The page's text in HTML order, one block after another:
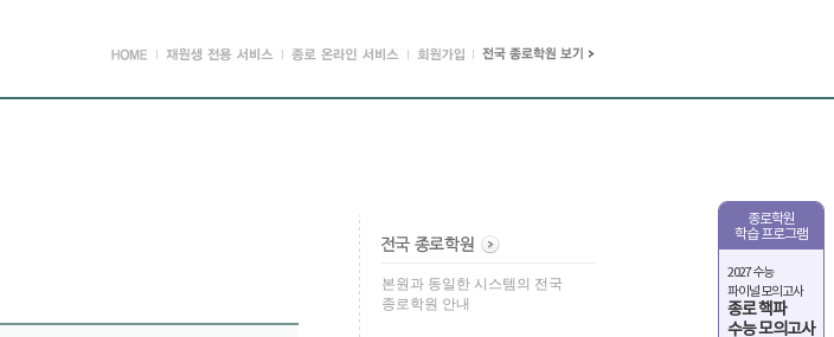
종로학원
학습 프로그램
2027 수능
파이널 모의고사
종로 핵파
수능 모의고사
본원과 동일한 시스템의 전국
종로학원 안내